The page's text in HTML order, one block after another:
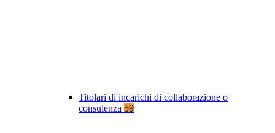
Titolari di incarichi di collaborazione o
consulenza 59